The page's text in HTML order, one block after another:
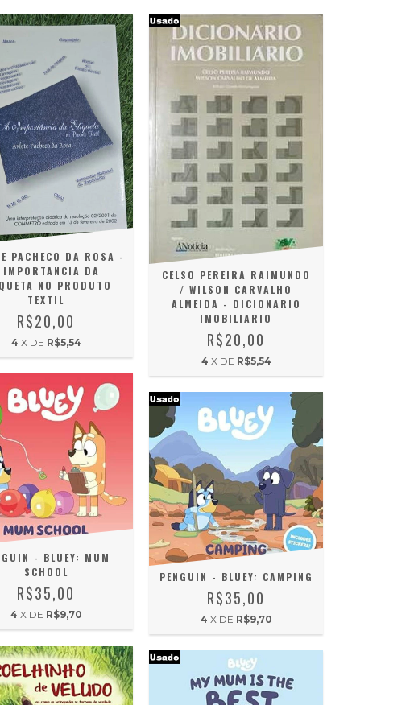
PACHECO DA ROSA -
IMPORTANCIA DA
NO PRODUTO
TEXTIL
R$20,00
4 X DE R$5,54
CELSO PEREIRA RAIMUNDO
/ WILSON CARVALHO
ALMEIDA - DICIONARIO
IMOBILIARIO
R$20,00
4 X DE R$5,54
- BLUEY: MUM
SCHOOL
R$35,00
4 X DE R$9,70
PENGUIN - BLUEY: CAMPING
R$35,00
4 X DE R$9,70